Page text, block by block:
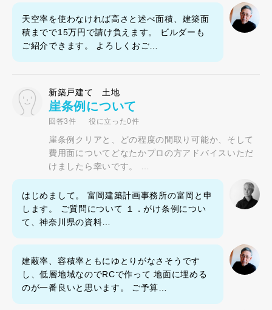
天空率を使わなければ高さと述べ面積、建築面
積までで15万円で請け負えます。 ビルダーも
ご紹介できます。 よろしくおご…
新築戸建て 土地
崖条例について
回答3件 役に立った0件
崖条例クリアと、どの程度の間取り可能か、そして
費用面についてどなたかプロの方アドバイスいただ
けましたら幸いです。 …
はじめまして。 富岡建築計画事務所の富岡と申
します。 ご質問について １．がけ条例につい
て、神奈川県の資料…
建蔽率、容積率ともにゆとりがなさそうです
し、低層地域なのでRCで作って 地面に埋める
のが一番良いと思います。 ご予算…